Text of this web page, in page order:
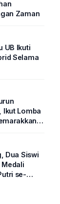
Zaman
UB Ikuti
Selama
Ikut Lomba
Dua Siswi
Medali
se-